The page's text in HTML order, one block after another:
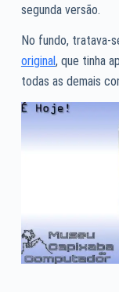
segunda versão.
No fundo, tratava-
original, que tinha
todas as demais